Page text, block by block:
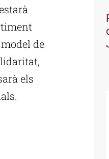
de
els